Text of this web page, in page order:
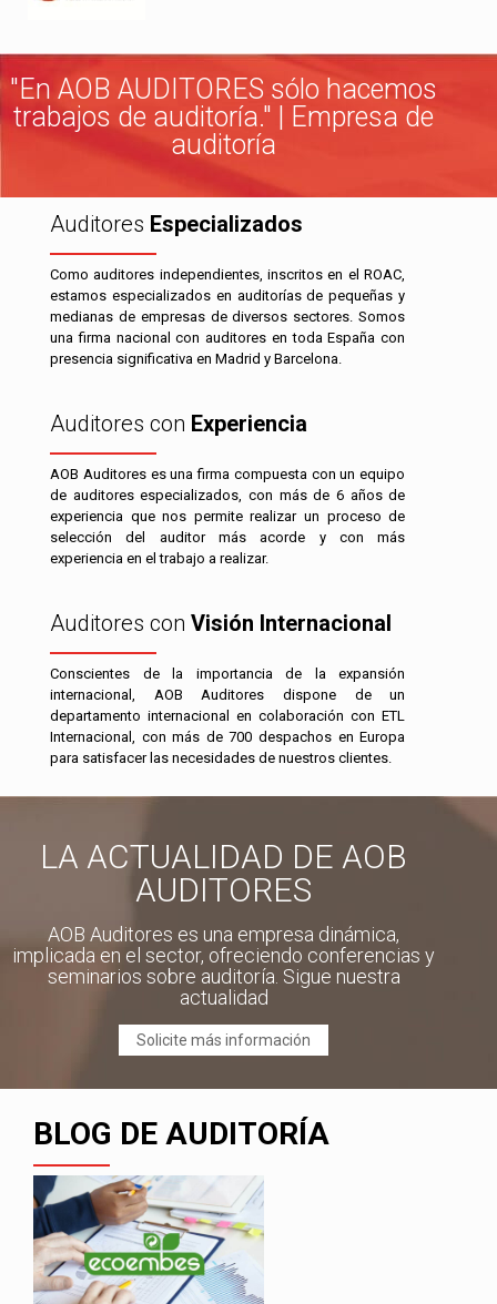
"En AOB AUDITORES sólo hacemos
trabajos de auditoría." | Empresa de
auditoría
Auditores Especializados
Como auditores independientes, inscritos en el ROAC,
estamos especializados en auditorías de pequeñas y
medianas de empresas de diversos sectores. Somos
una firma nacional con auditores en toda España con
presencia significativa en Madrid y Barcelona.
Auditores con Experiencia
AOB Auditores es una firma compuesta con un equipo
de auditores especializados, con más de 6 años de
experiencia que nos permite realizar un proceso de
selección del auditor más acorde y con más
experiencia en el trabajo a realizar.
Auditores con Visión Internacional
Conscientes de la importancia de la expansión
internacional, AOB Auditores dispone de un
departamento internacional en colaboración con ETL
Internacional, con más de 700 despachos en Europa
para satisfacer las necesidades de nuestros clientes.
LA ACTUALIDAD DE AOB
AUDITORES
AOB Auditores es una empresa dinámica,
implicada en el sector, ofreciendo conferencias y
seminarios sobre auditoría. Sigue nuestra
actualidad
Solicite más información
BLOG DE AUDITORÍA